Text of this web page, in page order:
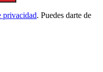
privacidad. Puedes darte de